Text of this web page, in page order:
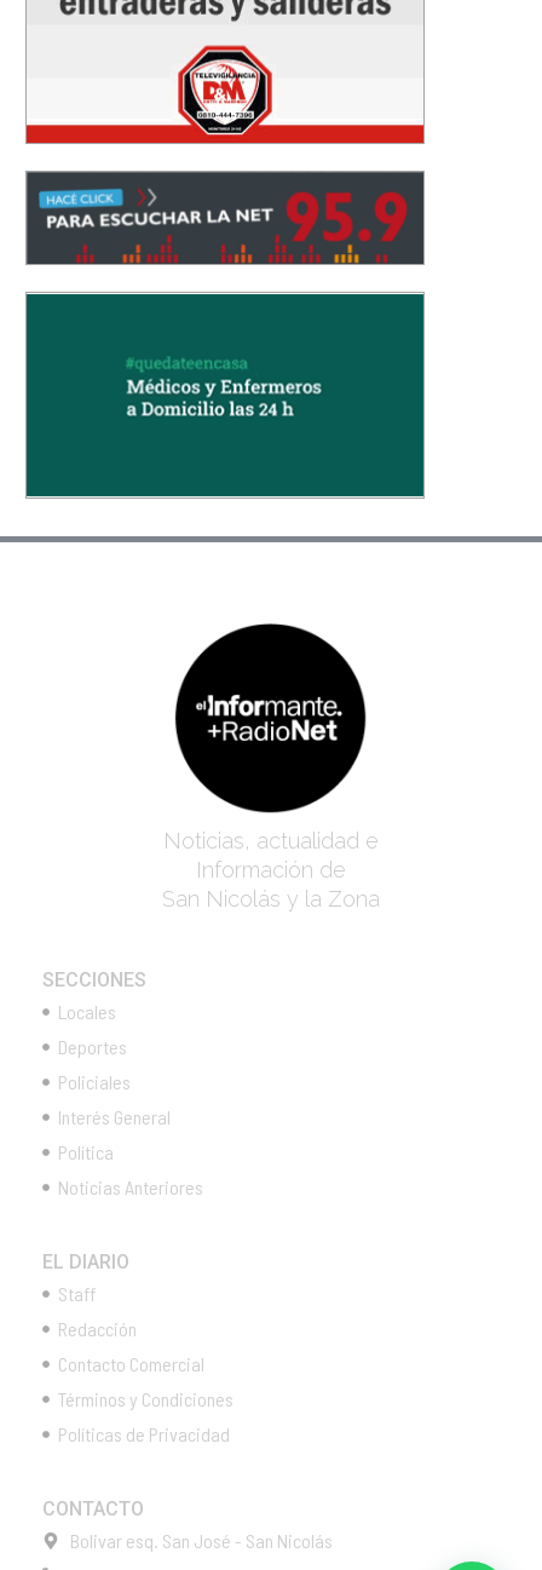
Noticias, actualidad e
Información de
San Nicolás y la Zona
SECCIONES
Locales
Deportes
Policiales
Interés General
Política
Noticias Anteriores
EL DIARIO
Staff
Redacción
Contacto Comercial
Términos y Condiciones
Políticas de Privacidad
CONTACTO
Bolivar esq. San José - San Nicolás